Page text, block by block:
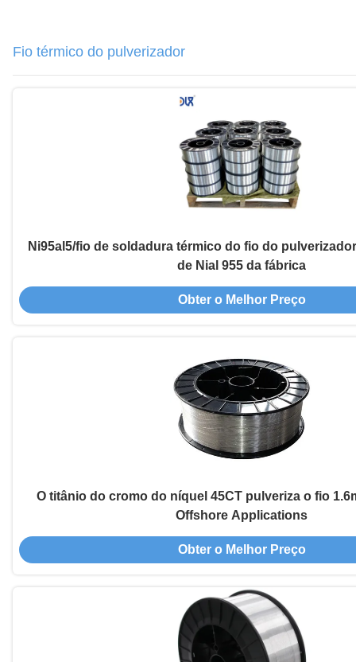
Fio térmico do pulverizador
Ni95al5/fio de soldadura térmico do fio do
de Nial 955 da fábrica
Obter o Melhor Preço
O titânio do cromo do níquel 45CT pulveriza o fio
Offshore Applications
Obter o Melhor Preço